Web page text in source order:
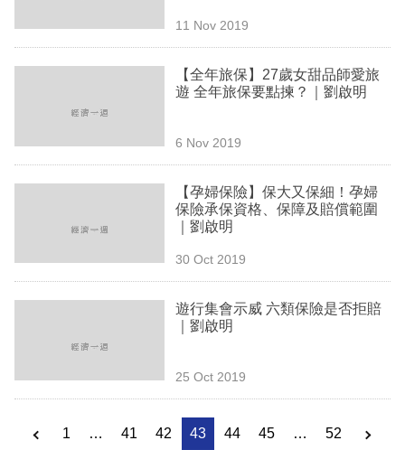
11 Nov 2019
【全年旅保】27歲女甜品師愛旅
遊 全年旅保要點揀？｜劉啟明
6 Nov 2019
【孕婦保險】保大又保細！孕婦
保險承保資格、保障及賠償範圍
｜劉啟明
30 Oct 2019
遊行集會示威 六類保險是否拒賠
｜劉啟明
25 Oct 2019
1 … 41 42 43 44 45 … 52